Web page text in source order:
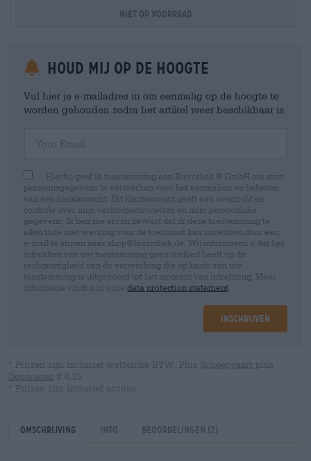
Niet op voorraad
Houd mij op de hoogte
Vul hier je e-mailadres in om eenmalig op de hoogte te
worden gehouden zodra het artikel weer beschikbaar is.
Hierbij geef ik toestemming aan Bierothek ® GmbH om mijn
persoonsgegevens te verwerken voor het aanmaken en beheren
van een klantaccount. Dit klantaccount geeft een overzicht en
controle over mijn verkoopactiviteiten en mijn persoonlijke
gegevens. Ik ben me ervan bewust dat ik deze toestemming te
allen tijde met werking voor de toekomst kan intrekken door een
e-mail te sturen naar shop@bierothek.de. Wij informeren u dat het
intrekken van uw toestemming geen invloed heeft op de
rechtmatigheid van de verwerking die op basis van uw
toestemming is uitgevoerd tot het moment van intrekking. Meer
informatie vindt u in onze data protection statement
Inschrijven
* Prijzen zijn inclusief wettelijke BTW. Plus Scheepvaart plus
Deponeren € 0,25
* Prijzen zijn inclusief accijns
Omschrijving Info Beoordelingen (2)